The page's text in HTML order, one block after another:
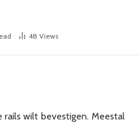
48 Views
rails wilt bevestigen. Meestal